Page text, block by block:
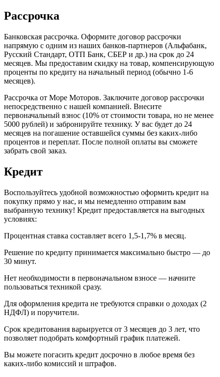
Рассрочка
Банковская рассрочка. Оформите договор рассрочки
напрямую с одним из наших банков-партнеров (Альфабанк,
Русский Стандарт, ОТП Банк, СБЕР и др.) на срок до 24
месяцев. Мы предоставим скидку на товар, компенсирующую
проценты по кредиту на начальный период (обычно 1-6
месяцев).
Рассрочка от Море Моторов. Заключите договор рассрочки
непосредственно с нашей компанией. Внесите
первоначальный взнос (10% от стоимости товара, но не менее
5000 рублей) и забронируйте технику. У вас будет до 24
месяцев на погашение оставшейся суммы без каких-либо
процентов и переплат. После полной оплаты вы сможете
забрать свой заказ.
Кредит
Воспользуйтесь удобной возможностью оформить кредит на
покупку прямо у нас, и мы немедленно отправим вам
выбранную технику! Кредит предоставляется на выгодных
условиях:
Процентная ставка составляет всего 1,5-1,7% в месяц.
Решение по кредиту принимается максимально быстро — до
30 минут.
Нет необходимости в первоначальном взносе — начните
пользоваться техникой сразу.
Для оформления кредита не требуются справки о доходах (2
НДФЛ) и поручители.
Срок кредитования варьируется от 3 месяцев до 3 лет, что
позволяет подобрать комфортный график платежей.
Вы можете погасить кредит досрочно в любое время без
каких-либо комиссий и штрафов.